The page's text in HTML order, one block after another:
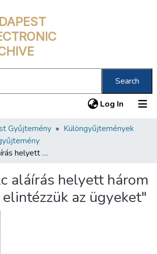
Search
Log In (current)
Gyűjtemény
Különgyűjtemények
"Hét-nyolc aláírás helyett három aláírással elintézzük az ügyeket"
aláírás helyett három
az ügyeket"